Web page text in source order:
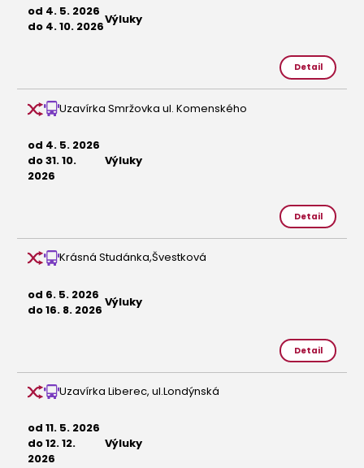
od 4. 5. 2026
do 4. 10. 2026Výluky
Detail
Uzavírka Smržovka ul. Komenského
od 4. 5. 2026
do 31. 10.
2026
Výluky
Detail
Krásná Studánka,Švestková
od 6. 5. 2026
do 16. 8. 2026 Výluky
Detail
Uzavírka Liberec, ul.Londýnská
od 11. 5. 2026
do 12. 12.
2026
Výluky